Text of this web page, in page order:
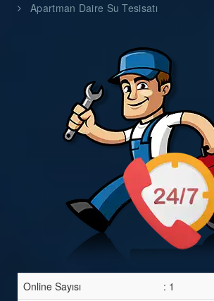
Apartman Daire Su Tesisatı
Online Sayısı
: 1